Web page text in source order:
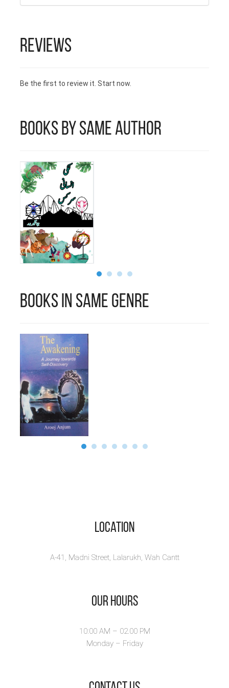
الجہرہ ہسپتال کویت میں بھی
بدر کوناول اور
سے ہوا۔ پرائمری پاس
سے پہلے عمروعیار اور
کی ہر کہانی ان کی
میں موجود ہوتی تھی۔
لکھنے کا باقاعدہ آغاز
کے دوران اپنی تمام
دیں،جس نے بعد میں گم
کا بہانہ کردیا اور یوں
ہوگئیں۔ انھوں نےاب
لکھنےکا آغازکیاہےاور
پانچ ناول لکھ چکے ہیں۔
Reviews
Be the first to review it. Start now.
Books by Same Author
Books in Same Genre
Location
A-41, Madni Street, Lalarukh, Wah Cantt
Our Hours
10:00 AM – 02.00 PM
Monday – Friday